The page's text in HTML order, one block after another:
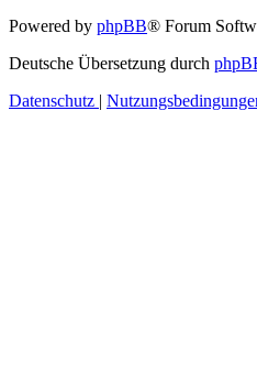
Powered by phpBB® Forum
Deutsche Übersetzung durch
Datenschutz |